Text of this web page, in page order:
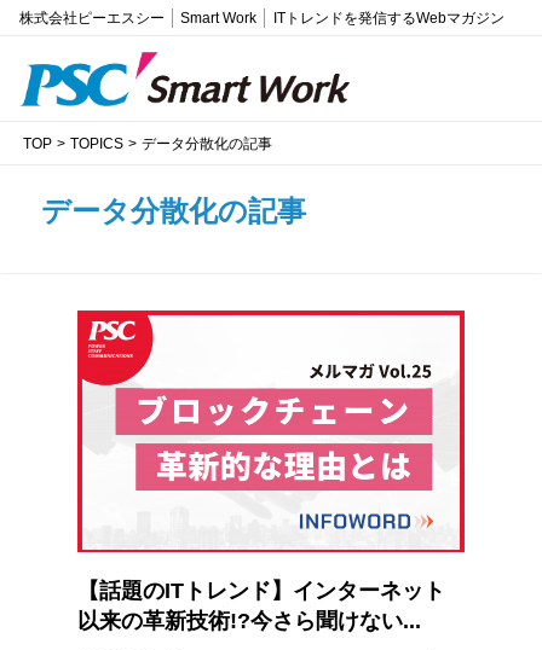
株式会社ピーエスシー Smart Work ITトレンドを発信するWebマガジン
TOP TOPICS データ分散化の記事
データ分散化の記事
【話題のITトレンド】インターネット
以来の革新技術!?今さら聞けない...